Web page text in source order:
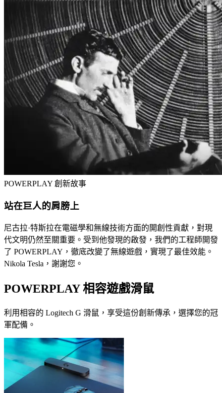
POWERPLAY 創新故事
站在巨人的肩膀上
尼古拉·特斯拉在電磁學和無線技術方面的開創性貢獻，對現
代文明仍然至關重要。受到他發現的啟發，我們的工程師開發
了 POWERPLAY，徹底改變了無線遊戲，實現了最佳效能。
Nikola Tesla，謝謝您。
POWERPLAY 相容遊戲滑鼠
利用相容的 Logitech G 滑鼠，享受這份創新傳承，選擇您的冠
軍配備。